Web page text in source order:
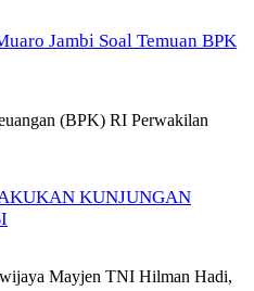
Jambi Soal Temuan BPK
(BPK) RI Perwakilan
KUNJUNGAN
Mayjen TNI Hilman Hadi,